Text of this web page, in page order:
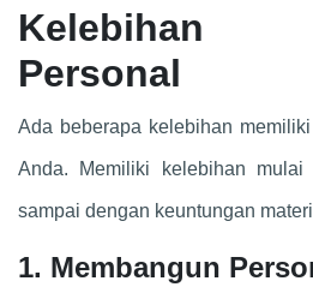
Kelebihan
Personal
Ada beberapa kelebihan
Anda. Memiliki kelebihan mulai
sampai dengan keuntungan
1. Membangun